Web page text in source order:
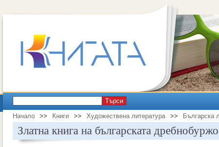
Търси
Начало >> Книги >> Художествена литература >> Българска
Златна книга на българската